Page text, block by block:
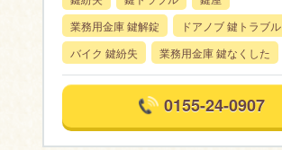
業務用金庫 鍵解錠
ドアノブ 鍵トラブル
バイク 鍵紛失
業務用金庫 鍵なくした
0155-24-0907